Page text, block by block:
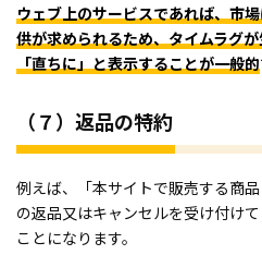
ウェブ上のサービスであれば、市
供が求められるため、タイムラグ
「直ちに」と表示することが一般的
（７）返品の特約
例えば、「本サイトで販売する商
の返品又はキャンセルを受け付け
ことになります。